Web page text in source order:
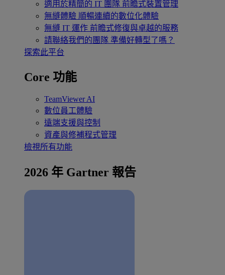
適用於精簡的 IT 團隊 前瞻式裝置管理
無縫體驗 順暢連續的數位化體驗
無縫 IT 運作 前瞻式修復與卓越的服務
請聯絡我們的團隊 準備好轉型了嗎？
探索此平台
Core 功能
TeamViewer AI
數位員工體驗
遠端支援與控制
資產與修補程式管理
檢視所有功能
2026 年 Gartner 報告